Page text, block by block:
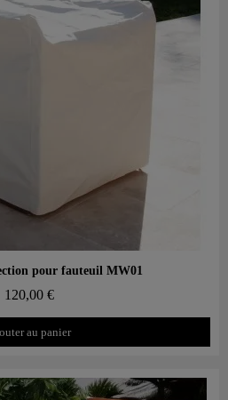
rapide
pour fauteuil MW01
120,00 €
au panier